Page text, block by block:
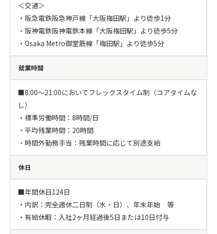
＜交通＞
・阪急電鉄阪急神戸線「大阪梅田駅」より徒歩1分
・阪神電鉄阪神電鉄本線「大阪梅田駅」より徒歩5分
・Osaka Metro御堂筋線「梅田駅」より徒歩5分
就業時間
■8:00～21:00においてフレックスタイム制（コアタイムな
し）
・標準労働時間：8時間/日
・平均残業時間：20時間
・時間外勤務手当：残業時間に応じて別途支給
休日
■年間休日124日
・内訳：完全週休二日制（水・日）、年末年始　等
・有給休暇：入社2ヶ月経過後5日または10日付与